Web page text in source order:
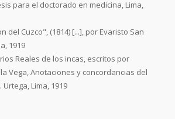
para el doctorado en medicina, Lima,
del Cuzco", (1814) [...], por Evaristo San
1919
Reales de los incas, escritos por
Vega, Anotaciones y concordancias del
Urtega, Lima, 1919